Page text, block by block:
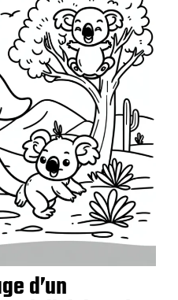
d’un